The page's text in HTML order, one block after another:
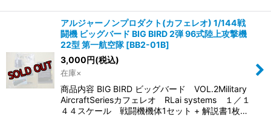
アルジャーノンプロダクト(カフェレオ) 1/144戦
闘機 ビッグバード BIG BIRD 2弾 96式陸上攻撃機
22型 第一航空隊 [BB2-01B]
3,000円(税込)
在庫×
商品内容 BIG BIRD ビッグバード VOL.2Military
AircraftSeriesカフェレオ RLai systems １／１
４４スケール 戦闘機機体1セット + 解説書1枚…